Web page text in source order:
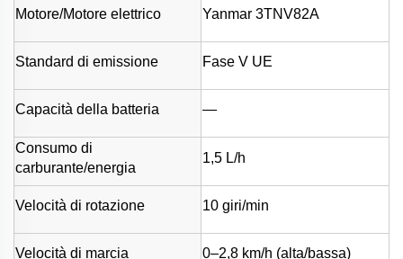
Motore/Motore elettrico Yanmar 3TNV82A
Standard di emissione Fase V UE
Capacità della batteria —
Consumo di
carburante/energia
1,5 L/h
Velocità di rotazione 10 giri/min
Velocità di marcia 0–2,8 km/h (alta/bassa)